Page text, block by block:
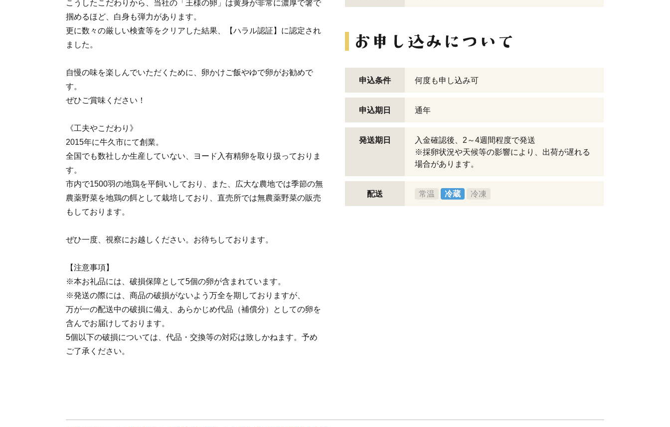
こうしたこだわりから、当社の「王様の卵」は黄身が非常に濃厚で箸で
掴めるほど、白身も弾力があります。
更に数々の厳しい検査等をクリアした結果、【ハラル認証】に認定され
ました。
自慢の味を楽しんでいただくために、卵かけご飯やゆで卵がお勧めで
す。
ぜひご賞味ください！
《工夫やこだわり》
2015年に牛久市にて創業。
全国でも数社しか生産していない、ヨード入有精卵を取り扱っておりま
す。
市内で1500羽の地鶏を平飼いしており、また、広大な農地では季節の無
農薬野菜を地鶏の餌として栽培しており、直売所では無農薬野菜の販売
もしております。
ぜひ一度、視察にお越しください。お待ちしております。
【注意事項】
※本お礼品には、破損保障として5個の卵が含まれています。
※発送の際には、商品の破損がないよう万全を期しておりますが、
万が一の配送中の破損に備え、あらかじめ代品（補償分）としての卵を
含んでお届けしております。
5個以下の破損については、代品・交換等の対応は致しかねます。予め
ご了承ください。
申込条件 何度も申し込み可
申込期日 通年
発送期日
入金確認後、2～4週間程度で発送
※採卵状況や天候等の影響により、出荷が遅れる
場合があります。
配送 常温 冷蔵 冷凍